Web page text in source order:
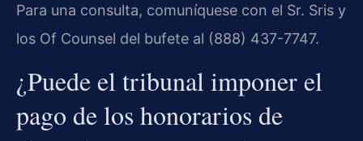
Para una consulta, comuníquese con el Sr. Sris y
los Of Counsel del bufete al (888) 437-7747.
¿Puede el tribunal imponer el
pago de los honorarios de